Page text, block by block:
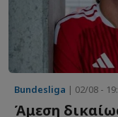
Bundesliga | 02/08 -
Άμεση